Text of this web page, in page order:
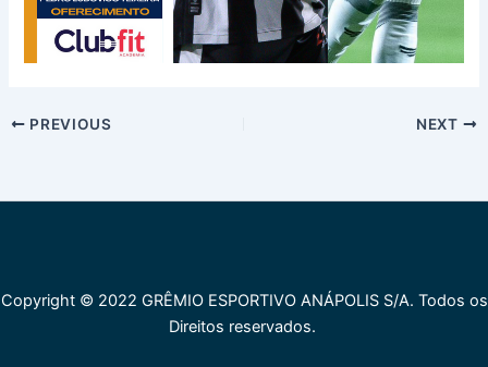
PREVIOUS NEXT
Copyright © 2022 GRÊMIO ESPORTIVO ANÁPOLIS S/A. Todos os
Direitos reservados.